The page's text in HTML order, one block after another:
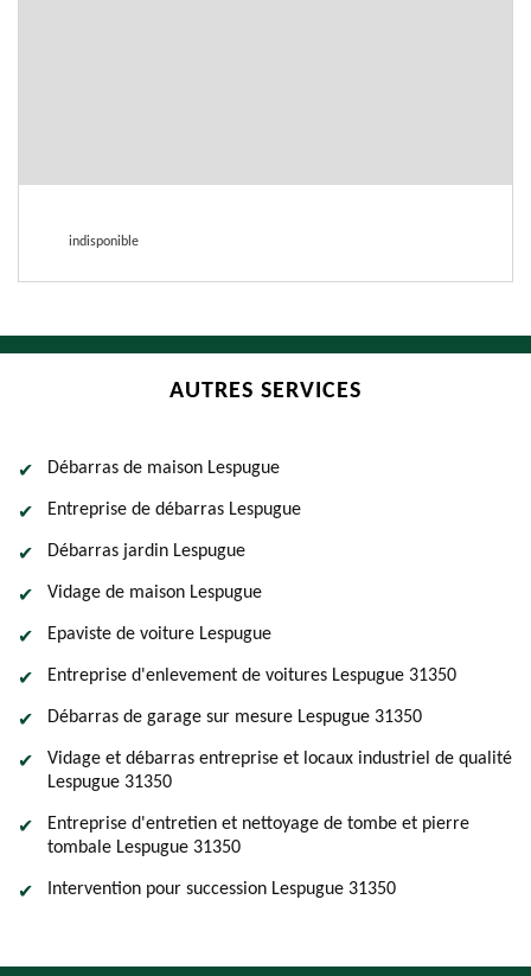
indisponible
AUTRES SERVICES
Débarras de maison Lespugue
Entreprise de débarras Lespugue
Débarras jardin Lespugue
Vidage de maison Lespugue
Epaviste de voiture Lespugue
Entreprise d'enlevement de voitures Lespugue 31350
Débarras de garage sur mesure Lespugue 31350
Vidage et débarras entreprise et locaux industriel de qualité
Lespugue 31350
Entreprise d'entretien et nettoyage de tombe et pierre
tombale Lespugue 31350
Intervention pour succession Lespugue 31350